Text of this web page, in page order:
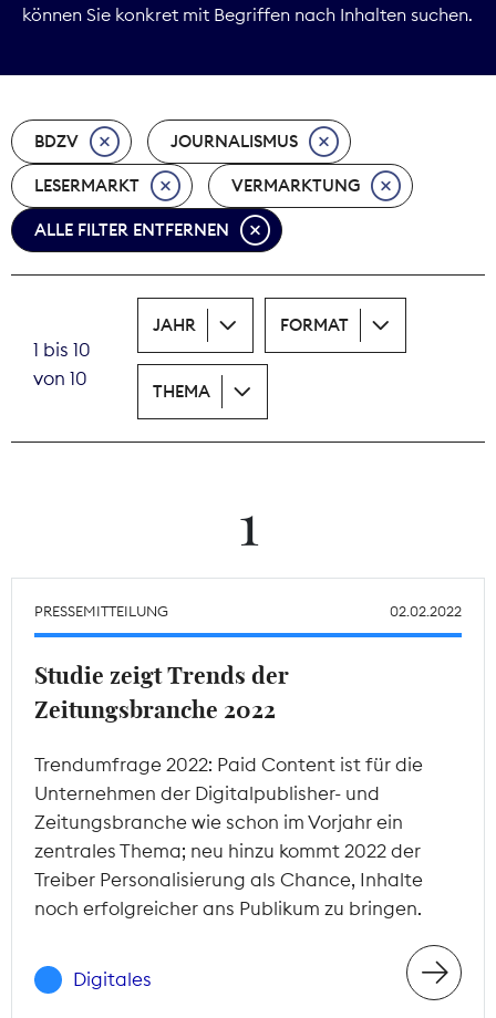
Marktdaten
Nachhaltigkeit
Nachwuchs
Nova Award
Pressefreiheit
Print
Recht
Theodor-Wolff-Preis
Wächterpreis
ALLE THEMEN
Mitgliederbereich
können Sie konkret mit Begriffen nach Inhalten suchen.
BDZV JOURNALISMUS
LESERMARKT VERMARKTUNG
ALLE FILTER ENTFERNEN
1 bis 10
von 10
JAHR FORMAT
THEMA
1
PRESSEMITTEILUNG 02.02.2022
Studie zeigt Trends der
Zeitungsbranche 2022
Trendumfrage 2022: Paid Content ist für die
Unternehmen der Digitalpublisher- und
Zeitungsbranche wie schon im Vorjahr ein
zentrales Thema; neu hinzu kommt 2022 der
Treiber Personalisierung als Chance, Inhalte
noch erfolgreicher ans Publikum zu bringen.
Digitales